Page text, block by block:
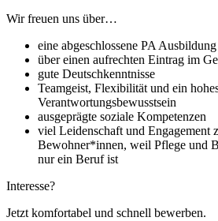
Wir freuen uns über…
eine abgeschlossene PA Ausbildung
über einen aufrechten Eintrag im
gute Deutschkenntnisse
Teamgeist, Flexibilität und ein
Verantwortungsbewusstsein
ausgeprägte soziale Kompetenzen
viel Leidenschaft und Engagement
Bewohner*innen, weil Pflege und
nur ein Beruf ist
Interesse?
Jetzt komfortabel und schnell bewerben.